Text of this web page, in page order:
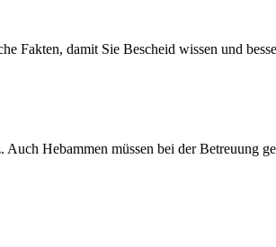
Fakten, damit Sie Bescheid wissen und
Hebammen müssen bei der Betreuung